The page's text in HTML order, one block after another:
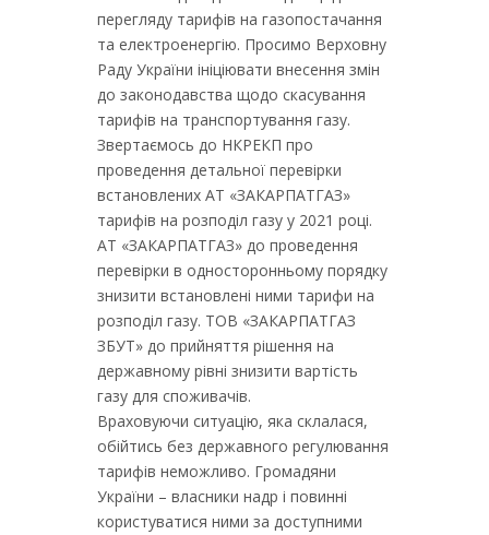
перегляду тарифів на газопостачання
та електроенергію. Просимо Верховну
Раду України ініціювати внесення змін
до законодавства щодо скасування
тарифів на транспортування газу.
Звертаємось до НКРЕКП про
проведення детальної перевірки
встановлених АТ «ЗАКАРПАТГАЗ»
тарифів на розподіл газу у 2021 році.
АТ «ЗАКАРПАТГАЗ» до проведення
перевірки в односторонньому порядку
знизити встановлені ними тарифи на
розподіл газу. ТОВ «ЗАКАРПАТГАЗ
ЗБУТ» до прийняття рішення на
державному рівні знизити вартість
газу для споживачів.
Враховуючи ситуацію, яка склалася,
обійтись без державного регулювання
тарифів неможливо. Громадяни
України – власники надр і повинні
користуватися ними за доступними